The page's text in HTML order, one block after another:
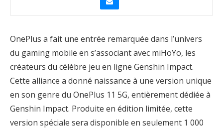
OnePlus a fait une entrée remarquée dans l’univers
du gaming mobile en s’associant avec miHoYo, les
créateurs du célèbre jeu en ligne Genshin Impact.
Cette alliance a donné naissance à une version unique
en son genre du OnePlus 11 5G, entièrement dédiée à
Genshin Impact. Produite en édition limitée, cette
version spéciale sera disponible en seulement 1 000